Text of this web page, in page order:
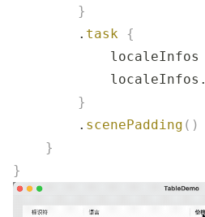
        }
        .
task {
            localeInfos
            localeInfos.
        }
        .
scenePadding ()
    }
}